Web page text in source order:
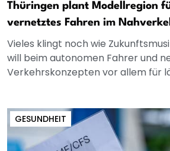
Thüringen plant Modellregion
vernetztes Fahren im
Vieles klingt noch wie
will beim autonomen Fahrer und
Verkehrskonzepten vor allem für
GESUNDHEIT